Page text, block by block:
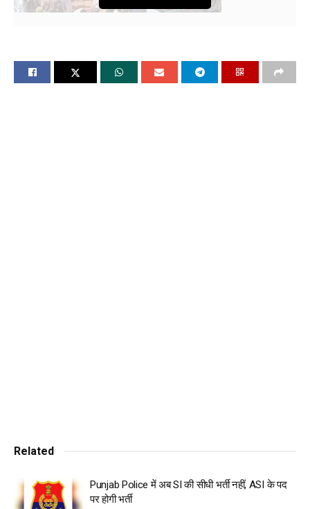
भरोसा परनीत कौर के जमकर नारे लगाकर माहौल को जोश से भर दिया।
दो किलोमीटर लंबे रोड शो को अपने समाप्ति स्थल पर पहुंचने के लिए तीन
घंटे से अधिक का समय लगा।
Related
Punjab Police में अब SI की सीधी भर्ती नहीं, ASI के पद
पर होगी भर्ती